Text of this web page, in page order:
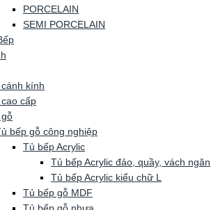
PORCELAIN
SEMI PORCELAIN
kính
cấp
bếp gỗ công nghiệp
Tủ bếp Acrylic
Tủ bếp Acrylic đảo, quầy, vách ngăn
Tủ bếp Acrylic kiểu chữ L
Tủ bếp gỗ MDF
Tủ bếp gỗ nhựa